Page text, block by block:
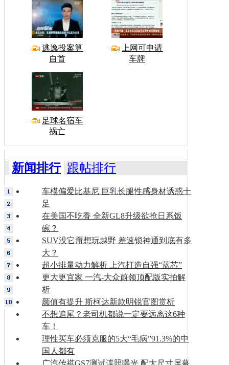
逃逸投案算
自首
上网可申请
车牌
足球名宿车
祸亡
新闻排行 跟帖排行
车模偏爱比基尼 巨乳长腿性感身材诱惑十
足
在美国不吃香 全新GL8升级欲抢日系饭
碗？
SUV没它甭想玩越野 差速锁神通到底有多
大？
超小排量动力解析 上汽打造自强“蓝芯”
更大更宜家 一汽-大众蔚领顶配版实拍解
析
颜值有提升 斯柯达新款明锐官图赏析
不想追尾？老司机都说一定要远离这6种
车！
理性买车必须克服的5大“毛病”91.3%的中
国人都有
广汽传祺GS7测试谍照曝光 配大尺寸屏幕